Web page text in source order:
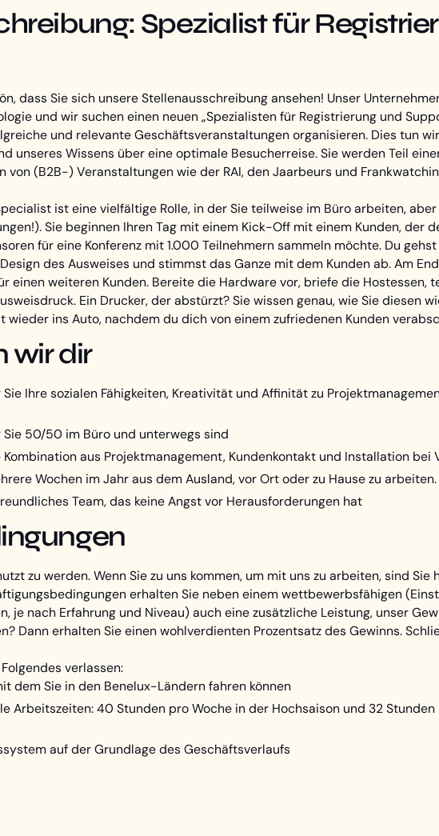
Spezialist für
dass Sie sich unsere Stellenausschreibung ansehen! Unser
und wir suchen einen neuen „Spezialisten für Registrierung und
und relevante Geschäftsveranstaltungen organisieren. Dies tun
unseres Wissens über eine optimale Besucherreise. Sie werden Teil
von (B2B-) Veranstaltungen wie der RAI, den Jaarbeurs und
ist eine vielfältige Rolle, in der Sie teilweise im Büro arbeiten,
Sie beginnen Ihren Tag mit einem Kick-Off mit einem Kunden, der
für eine Konferenz mit 1.000 Teilnehmern sammeln möchte. Du
des Ausweises und stimmst das Ganze mit dem Kunden ab. Am
einen weiteren Kunden. Bereite die Hardware vor, briefe die
Ein Drucker, der abstürzt? Sie wissen genau, wie Sie diesen
wieder ins Auto, nachdem du dich von einem zufriedenen Kunden
wir dir
Sie Ihre sozialen Fähigkeiten, Kreativität und Affinität zu
Sie 50/50 im Büro und unterwegs sind
aus Projektmanagement, Kundenkontakt und Installation bei
Wochen im Jahr aus dem Ausland, vor Ort oder zu Hause zu arbeiten.
Team, das keine Angst vor Herausforderungen hat
zu werden. Wenn Sie zu uns kommen, um mit uns zu arbeiten, sind Sie
erhalten Sie neben einem wettbewerbsfähigen
je nach Erfahrung und Niveau) auch eine zusätzliche Leistung, unser
Dann erhalten Sie einen wohlverdienten Prozentsatz des Gewinns.
verlassen:
dem Sie in den Benelux-Ländern fahren können
Arbeitszeiten: 40 Stunden pro Woche in der Hochsaison und 32
auf der Grundlage des Geschäftsverlaufs